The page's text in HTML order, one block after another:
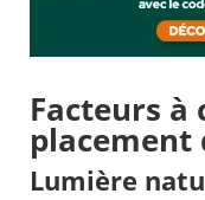
Facteurs à
placement
Lumière